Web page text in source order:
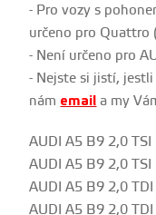
- Pro vozy s
určeno pro Quattro
- Není určeno pro
- Nejste si jistí,
nám email a my
AUDI A5 B9 2,0
AUDI A5 B9 2,0
AUDI A5 B9 2,0
AUDI A5 B9 2,0